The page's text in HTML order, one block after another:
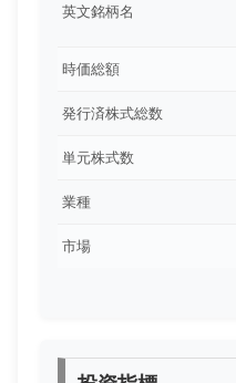
英文銘柄名
時価総額
発行済株式総数
単元株式数
業種
市場